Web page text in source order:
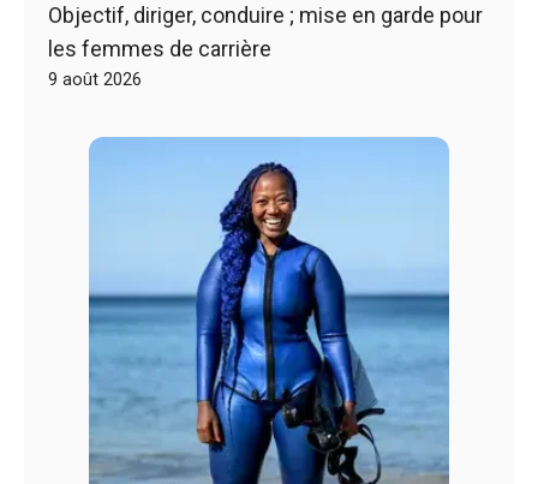
Objectif, diriger, conduire ; mise en garde pour
les femmes de carrière
9 août 2026